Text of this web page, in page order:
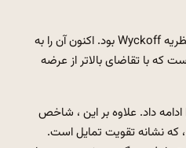
این ادغام احتمالاً بخشی از تجمع نظریه Wyckoff بود. اکنون آن را به
که با تقاضای بالاتر از عرضه
داد. علاوه بر این ، شاخص
یافت ، که نشانه تقویت تمایل است.